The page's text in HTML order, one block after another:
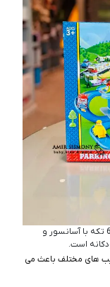
پارگینگ سگ های نگهبان کد 863، یک ست ساختنی 60 تکه با آسانسور و
است.
های مختلف باعث می‌